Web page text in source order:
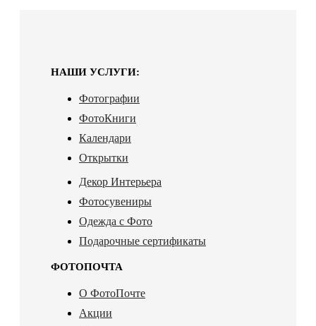
НАШИ УСЛУГИ:
Фотографии
ФотоКниги
Календари
Открытки
Декор Интерьера
Фотосувениры
Одежда с Фото
Подарочные сертификаты
ФОТОПОЧТА
О ФотоПочте
Акции